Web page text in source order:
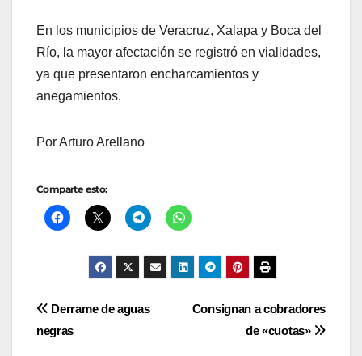
En los municipios de Veracruz, Xalapa y Boca del
Río, la mayor afectación se registró en vialidades,
ya que presentaron encharcamientos y
anegamientos.
Por Arturo Arellano
Comparte esto:
Navegación
de
Consignan a cobradores
de «cuotas»
Derrame de aguas
negras